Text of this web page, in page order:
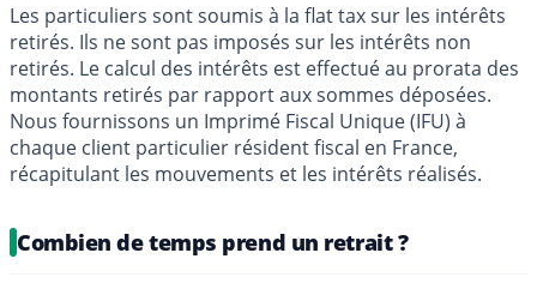
Les particuliers sont soumis à la flat tax sur les intérêts
retirés. Ils ne sont pas imposés sur les intérêts non
retirés. Le calcul des intérêts est effectué au prorata des
montants retirés par rapport aux sommes déposées.
Nous fournissons un Imprimé Fiscal Unique (IFU) à
chaque client particulier résident fiscal en France,
récapitulant les mouvements et les intérêts réalisés.
Combien de temps prend un retrait ?